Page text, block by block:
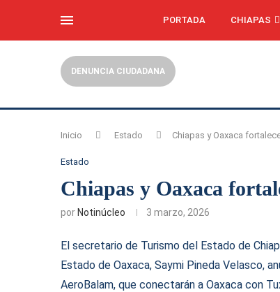
PORTADA CHIAPAS
DENUNCIA CIUDADANA
Inicio Estado Chiapas y Oaxaca
Estado
Chiapas y Oaxaca
por Notinúcleo 3 marzo, 2026
El secretario de Turismo del Estado de
Estado de Oaxaca, Saymi Pineda Velasco,
AeroBalam, que conectarán a Oaxaca con